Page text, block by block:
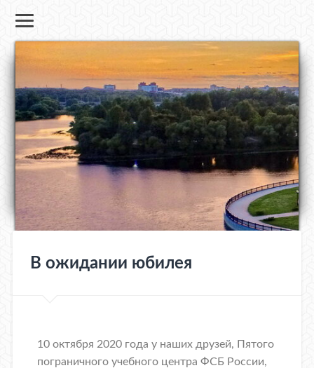
В ожидании юбилея
10 октября 2020 года у наших друзей, Пятого
пограничного учебного центра ФСБ России,